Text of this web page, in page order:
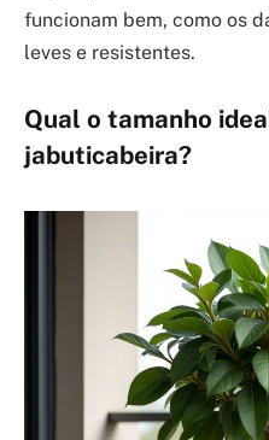
funcionam bem, como os
leves e resistentes.
Qual o tamanho
jabuticabeira?